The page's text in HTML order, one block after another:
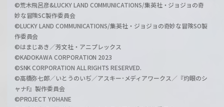
©荒木飛呂彦&LUCKY LAND COMMUNICATIONS/集英社・ジョジョの奇
妙な冒険SC製作委員会
©LUCKY LAND COMMUNICATIONS/集英社・ジョジョの奇妙な冒険SO製
作委員会
©はまじあき／芳文社・アニプレックス
©KADOKAWA CORPORATION 2023
©SNK CORPORATION ALL RIGHTS RESERVED.
©高橋弥七郎／いとうのいぢ／アスキー･メディアワークス／『灼眼のシ
ャナF』製作委員会
©PROJECT YOHANE